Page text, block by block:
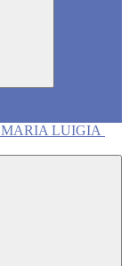
MARIA LUIGIA